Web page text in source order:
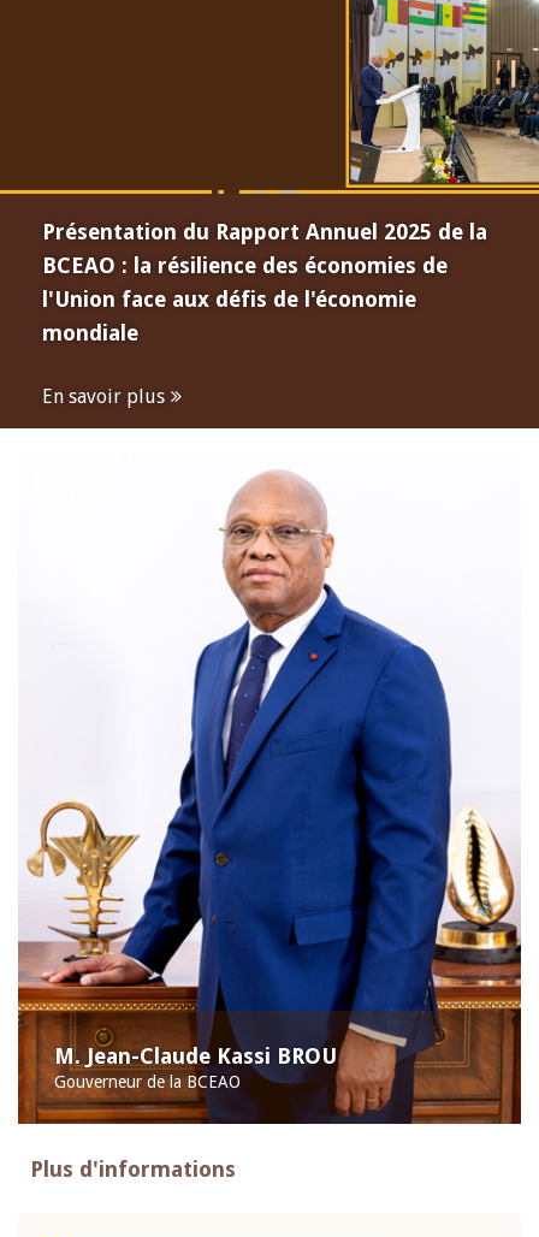
Présentation du Rapport Annuel 2025 de la
BCEAO : la résilience des économies de
l'Union face aux défis de l'économie
mondiale
En savoir plus
M. Jean-Claude Kassi BROU
Gouverneur de la BCEAO
Plus d'informations